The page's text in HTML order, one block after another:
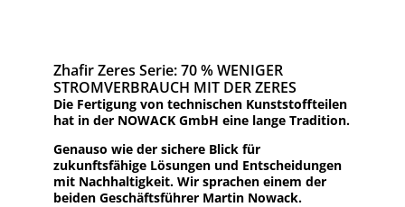
Zhafir Zeres Serie: 70 % WENIGER
STROMVERBRAUCH MIT DER ZERES
Die Fertigung von technischen Kunststoffteilen
hat in der NOWACK GmbH eine lange Tradition.
Genauso wie der sichere Blick für
zukunftsfähige Lösungen und Entscheidungen
mit Nachhaltigkeit. Wir sprachen einem der
beiden Geschäftsführer Martin Nowack.